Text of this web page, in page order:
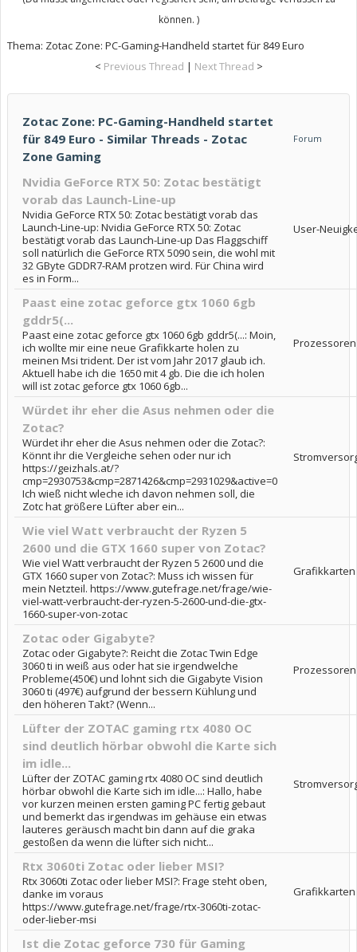
können. )
Thema: Zotac Zone: PC-Gaming-Handheld startet für 849 Euro
< Previous Thread | Next Thread >
Zotac Zone: PC-Gaming-Handheld startet
für 849 Euro - Similar Threads - Zotac
Zone Gaming
Forum
Nvidia GeForce RTX 50: Zotac bestätigt
vorab das Launch-Line-up
Nvidia GeForce RTX 50: Zotac bestätigt vorab das
Launch-Line-up: Nvidia GeForce RTX 50: Zotac
bestätigt vorab das Launch-Line-up Das Flaggschiff
soll natürlich die GeForce RTX 5090 sein, die wohl mit
32 GByte GDDR7-RAM protzen wird. Für China wird
es in Form...
User-
Paast eine zotac geforce gtx 1060 6gb
gddr5(...
Paast eine zotac geforce gtx 1060 6gb gddr5(...: Moin,
ich wollte mir eine neue Grafikkarte holen zu
meinen Msi trident. Der ist vom Jahr 2017 glaub ich.
Aktuell habe ich die 1650 mit 4 gb. Die die ich holen
will ist zotac geforce gtx 1060 6gb...
Prozessoren
Würdet ihr eher die Asus nehmen oder die
Zotac?
Würdet ihr eher die Asus nehmen oder die Zotac?:
Könnt ihr die Vergleiche sehen oder nur ich
https://geizhals.at/?
cmp=2930753&cmp=2871426&cmp=2931029&active=0
Ich wieß nicht wleche ich davon nehmen soll, die
Zotc hat größere Lüfter aber ein...
Wie viel Watt verbraucht der Ryzen 5
2600 und die GTX 1660 super von Zotac?
Wie viel Watt verbraucht der Ryzen 5 2600 und die
GTX 1660 super von Zotac?: Muss ich wissen für
mein Netzteil. https://www.gutefrage.net/frage/wie-
viel-watt-verbraucht-der-ryzen-5-2600-und-die-gtx-
1660-super-von-zotac
Grafikkarten
Zotac oder Gigabyte?
Zotac oder Gigabyte?: Reicht die Zotac Twin Edge
3060 ti in weiß aus oder hat sie irgendwelche
Probleme(450€) und lohnt sich die Gigabyte Vision
3060 ti (497€) aufgrund der bessern Kühlung und
den höheren Takt? (Wenn...
Prozessoren
Lüfter der ZOTAC gaming rtx 4080 OC
sind deutlich hörbar obwohl die Karte sich
im idle...
Lüfter der ZOTAC gaming rtx 4080 OC sind deutlich
hörbar obwohl die Karte sich im idle...: Hallo, habe
vor kurzen meinen ersten gaming PC fertig gebaut
und bemerkt das irgendwas im gehäuse ein etwas
lauteres geräusch macht bin dann auf die graka
gestoßen da wenn die lüfter sich nicht...
Rtx 3060ti Zotac oder lieber MSI?
Rtx 3060ti Zotac oder lieber MSI?: Frage steht oben,
danke im voraus
https://www.gutefrage.net/frage/rtx-3060ti-zotac-
oder-lieber-msi
Grafikkarten
Ist die Zotac geforce 730 für Gaming